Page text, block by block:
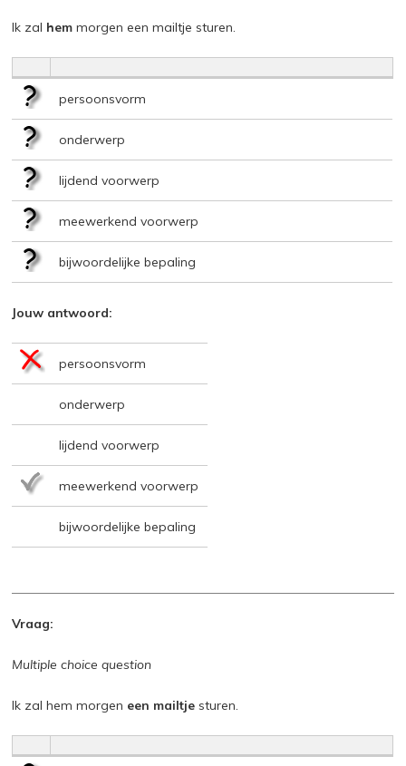
Ik zal hem morgen een mailtje sturen.
persoonsvorm
onderwerp
lijdend voorwerp
meewerkend voorwerp
bijwoordelijke bepaling
Jouw antwoord:
persoonsvorm
onderwerp
lijdend voorwerp
meewerkend voorwerp
bijwoordelijke bepaling
Vraag:
Multiple choice question
Ik zal hem morgen een mailtje sturen.